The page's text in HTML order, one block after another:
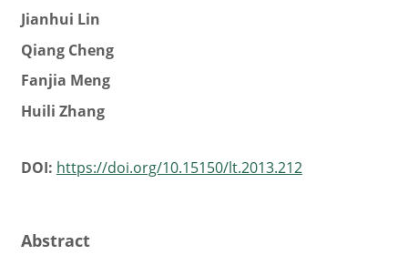
Jianhui Lin
Qiang Cheng
Fanjia Meng
Huili Zhang
DOI: https://doi.org/10.15150/lt.2013.212
Abstract